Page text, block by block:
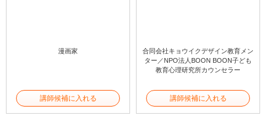
漫画家
講師候補に入れる
合同会社キョウイクデザイン教育メン
ター／NPO法人BOON BOON子ども
教育心理研究所カウンセラー
講師候補に入れる